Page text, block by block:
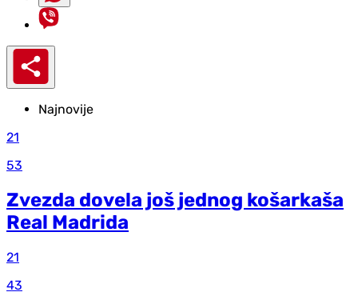
Najnovije
21
53
Zvezda dovela još jednog košarkaša
Real Madrida
21
43